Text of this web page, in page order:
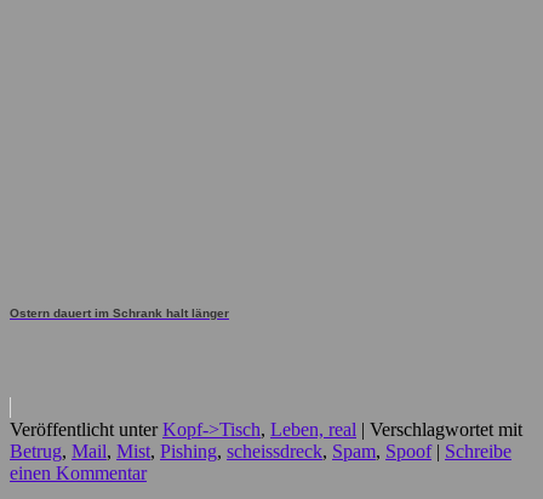
Ostern dauert im Schrank halt länger
Veröffentlicht unter Kopf->Tisch, Leben, real | Verschlagwortet mit
Betrug, Mail, Mist, Pishing, scheissdreck, Spam, Spoof | Schreibe
einen Kommentar